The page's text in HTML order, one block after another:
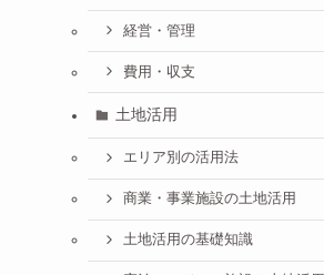
経営・管理
費用・収支
土地活用
エリア別の活用法
商業・事業施設の土地活用
土地活用の基礎知識